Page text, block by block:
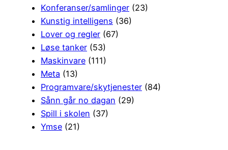
Konferanser/samlinger (23)
Kunstig intelligens (36)
Lover og regler (67)
Løse tanker (53)
Maskinvare (111)
Meta (13)
Programvare/skytjenester (84)
Sånn går no dagan (29)
Spill i skolen (37)
Ymse (21)